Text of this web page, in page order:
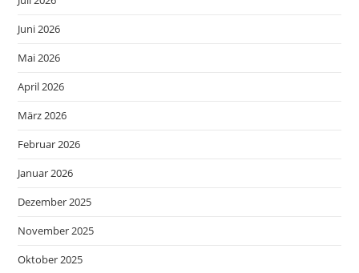
Juni 2026
Mai 2026
April 2026
März 2026
Februar 2026
Januar 2026
Dezember 2025
November 2025
Oktober 2025